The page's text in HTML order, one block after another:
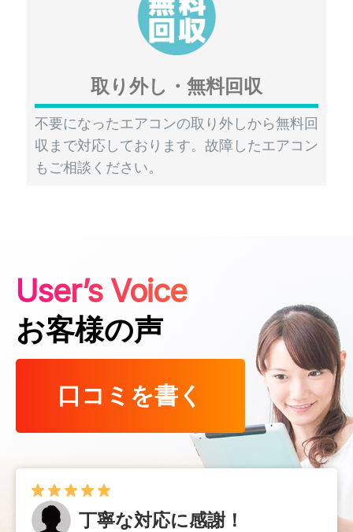
取り外し・無料回収
不要になったエアコンの取り外しから無料回
収まで対応しております。故障したエアコン
もご相談ください。
User’s Voice
お客様の声
口コミを書く
丁寧な対応に感謝！
早くて確実！